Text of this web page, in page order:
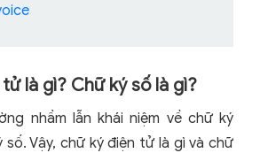
là gì? Chữ ký số là gì?
nhầm lẫn khái niệm về chữ ký
Vậy, chữ ký điện tử là gì và chữ